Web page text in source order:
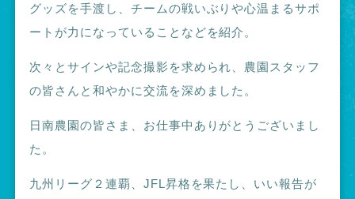
グッズを手渡し、チームの戦いぶりや心温まるサポ
ートが力になっていることなどを紹介。
次々とサインや記念撮影を求められ、農園スタッフ
の皆さんと和やかに交流を深めました。
日南農園の皆さま、お仕事中ありがとうございまし
た。
九州リーグ２連覇、JFL昇格を果たし、いい報告が